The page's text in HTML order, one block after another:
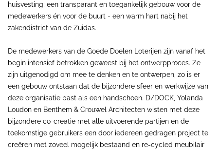
huisvesting; een transparant en toegankelijk gebouw voor de
medewerkers én voor de buurt - een warm hart nabij het
zakendistrict van de Zuidas.
De medewerkers van de Goede Doelen Loterijen zijn vanaf het
begin intensief betrokken geweest bij het ontwerpproces. Ze
zijn uitgenodigd om mee te denken en te ontwerpen, zo is er
een gebouw ontstaan dat de bijzondere sfeer en werkwijze van
deze organisatie past als een handschoen. D/DOCK, Yolanda
Loudon en Benthem & Crouwel Architecten wisten met deze
bijzondere co-creatie met alle uitvoerende partijen en de
toekomstige gebruikers een door iedereen gedragen project te
creëren met zoveel mogelijk bestaand en re-cycled meubilair